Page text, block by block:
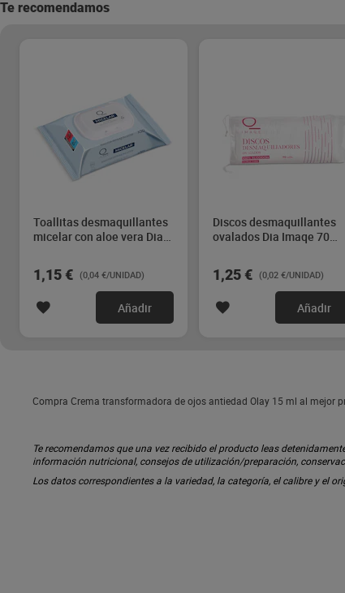
Te recomendamos
Toallitas desmaquillantes
micelar con aloe vera Dia
1,15 € (0,04 €/UNIDAD)
Añadir
Discos desmaquillantes
ovalados Dia Imaqe 70
1,25 € (0,02 €/UNIDAD)
Añadir
Compra Crema transformadora de ojos antiedad Olay 15 ml al mejor
Te recomendamos que una vez recibido el producto leas
información nutricional, consejos de utilización/preparación,
Los datos correspondientes a la variedad, la categoría, el calibre y el